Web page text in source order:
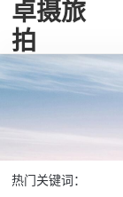
卓摄旅
拍
热门关键词：